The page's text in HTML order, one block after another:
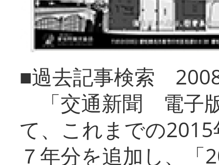
■過去記事検索
「交通新聞 電子
て、これまでの
７年分を追加し、「